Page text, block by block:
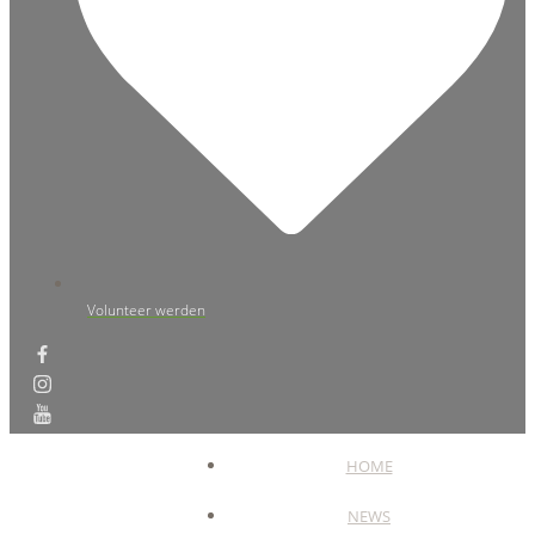
Volunteer werden
HOME
NEWS